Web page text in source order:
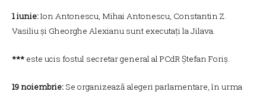
1 iunie:Ion Antonescu, Mihai Antonescu, Constantin Z.
Vasiliu și Gheorghe Alexianu sunt executați la Jilava.
*** este ucis fostul secretar general al PCdR Ștefan Foriș.
19 noiembrie: Se organizează alegeri parlamentare, în urma